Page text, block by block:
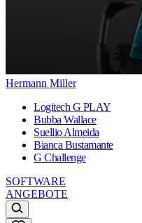
Hermann Miller
Logitech G PLAY
Bubba Wallace
Suellio Almeida
Bianca Bustamante
G Challenge
SOFTWARE
ANGEBOTE